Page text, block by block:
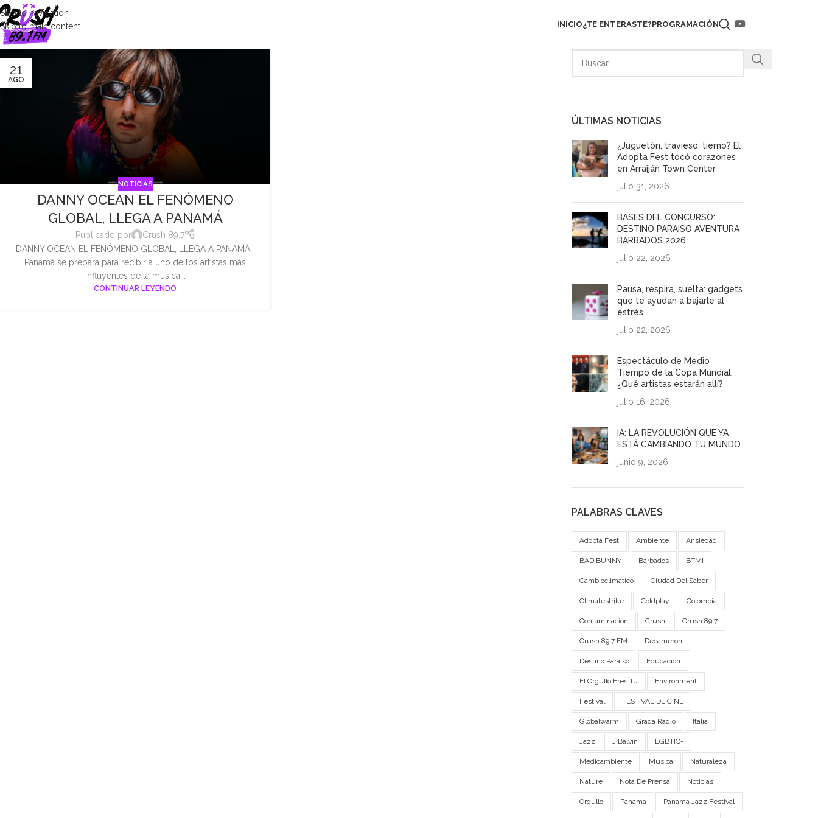
Skip to navigation
Skip to main content
INICIO¿TE ENTERASTE?PROGRAMACIÓN
21
AGO
NOTICIAS
DANNY OCEAN EL FENÓMENO
GLOBAL, LLEGA A PANAMÁ
Publicado por
Crush 89.7
DANNY OCEAN EL FENÓMENO GLOBAL, LLEGA A PANAMÁ
Panamá se prepara para recibir a uno de los artistas más
influyentes de la música...
CONTINUAR LEYENDO
ÚLTIMAS NOTICIAS
¿Juguetón, travieso, tierno? El
Adopta Fest tocó corazones
en Arraiján Town Center
julio 31, 2026
BASES DEL CONCURSO:
DESTINO PARAISO AVENTURA
BARBADOS 2026
julio 22, 2026
Pausa, respira, suelta: gadgets
que te ayudan a bajarle al
estrés
julio 22, 2026
Espectáculo de Medio
Tiempo de la Copa Mundial:
¿Qué artistas estarán allí?
julio 16, 2026
IA: LA REVOLUCIÓN QUE YA
ESTÁ CAMBIANDO TU MUNDO
junio 9, 2026
PALABRAS CLAVES
Adopta Fest Ambiente Ansiedad
BAD BUNNY Barbados BTMI
Cambioclimatico Ciudad Del Saber
Climatestrike Coldplay Colombia
Contaminacion Crush Crush 89.7
Crush 89.7 FM Decameron
Destino Paraíso Educación
El Orgullo Eres Tú Environment
Festival FESTIVAL DE CINE
Globalwarm Grada Radio Italia
Jazz J Balvin LGBTIQ+
Medioambiente Musica Naturaleza
Nature Nota De Prensa Noticias
Orgullo Panama Panama Jazz Festival